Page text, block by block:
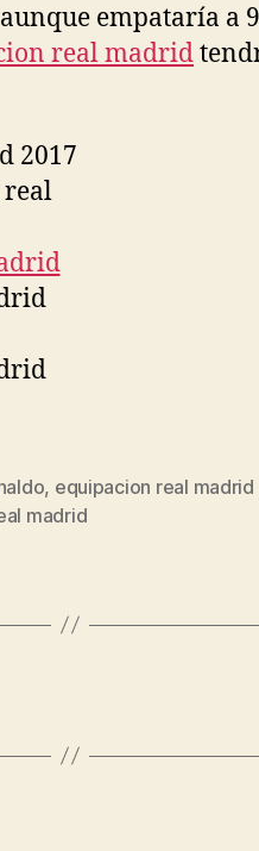
empataría a
real madrid
, equipacion real madrid
madrid